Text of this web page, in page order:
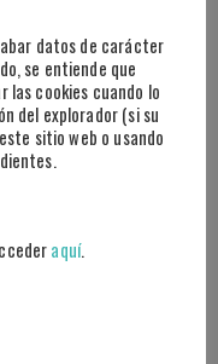
desarrollada
con IA para
el cine
español
datos de carácter
se entiende que
las cookies cuando lo
del explorador (si su
sitio web o usando
aquí.